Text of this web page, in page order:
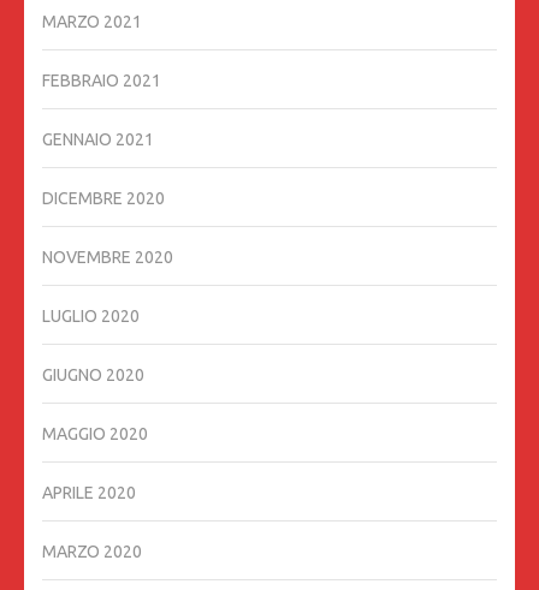
MARZO 2021
FEBBRAIO 2021
GENNAIO 2021
DICEMBRE 2020
NOVEMBRE 2020
LUGLIO 2020
GIUGNO 2020
MAGGIO 2020
APRILE 2020
MARZO 2020